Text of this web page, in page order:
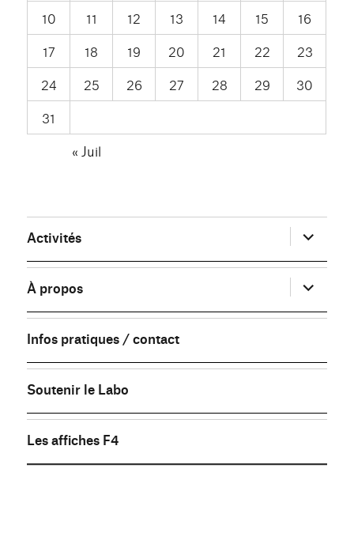
10
11 12 13 14 15
16
17
18 19 20 21 22
23
24
25 26 27 28 29
30
31
« Juil
Activités ouvrir
le
sous-
menu
À propos
ouvrir
le
sous-
menu
Infos pratiques / contact
Soutenir le Labo
Les affiches F4